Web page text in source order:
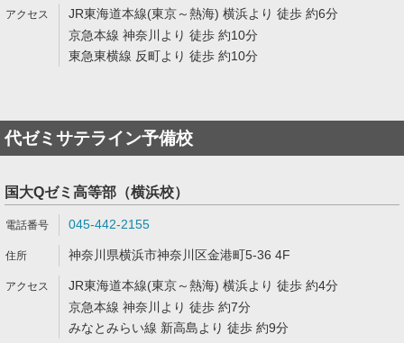
JR東海道本線(東京～熱海) 横浜より 徒歩 約6分
京急本線 神奈川より 徒歩 約10分
東急東横線 反町より 徒歩 約10分
代ゼミサテライン予備校
国大Qゼミ高等部（横浜校）
045-442-2155
神奈川県横浜市神奈川区金港町5-36 4F
JR東海道本線(東京～熱海) 横浜より 徒歩 約4分
京急本線 神奈川より 徒歩 約7分
みなとみらい線 新高島より 徒歩 約9分